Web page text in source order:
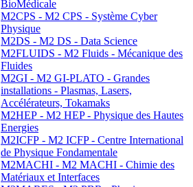
BioMédicale
M2CPS - M2 CPS - Système Cyber
Physique
M2DS - M2 DS - Data Science
M2FLUIDS - M2 Fluids - Mécanique des
Fluides
M2GI - M2 GI-PLATO - Grandes
installations - Plasmas, Lasers,
Accélérateurs, Tokamaks
M2HEP - M2 HEP - Physique des Hautes
Energies
M2ICFP - M2 ICFP - Centre International
de Physique Fondamentale
M2MACHI - M2 MACHI - Chimie des
Matériaux et Interfaces